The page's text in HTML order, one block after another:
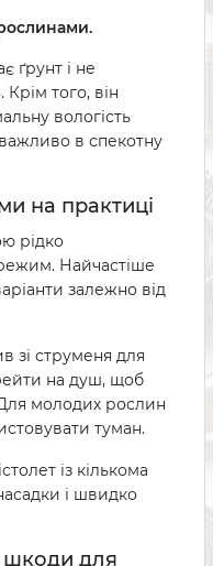
ґрунт і не
того, він
вологість
в спекотну
на практиці
рідко
Найчастіше
залежно від
зі струменя для
на душ, щоб
молодих рослин
туман.
із кількома
і швидко
шкоди для